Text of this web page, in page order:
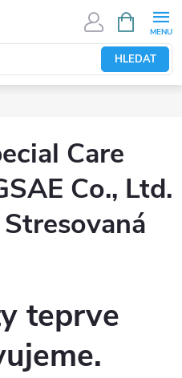
HLEDAT
NÁKUPNÍ
KOŠÍK
Care
Co., Ltd.
teprve